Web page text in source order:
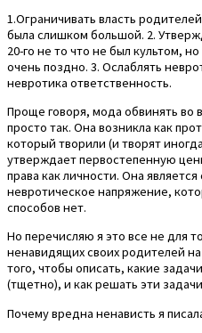
1.Ограничивать власть
была слишком большой. 2.
20-го не то что не был культом,
очень поздно. 3. Ослаблять
невротика ответственность.
Проще говоря, мода обвинять во
просто так. Она возникла как
который творили (и творят
утверждает первостепенную
права как личности. Она
невротическое напряжение,
способов нет.
Но перечисляю я это все не для
ненавидящих своих родителей
того, чтобы описать, какие
(тщетно), и как решать эти
Почему вредна ненависть я